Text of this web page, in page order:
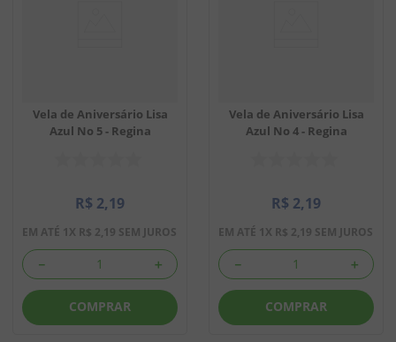
Vela de Aniversário Lisa
Azul No 5 - Regina
R$ 2,19
EM ATÉ 1X R$ 2,19 SEM JUROS
＋
－
COMPRAR
Vela de Aniversário Lisa
Azul No 4 - Regina
R$ 2,19
EM ATÉ 1X R$ 2,19 SEM JUROS
＋
－
COMPRAR